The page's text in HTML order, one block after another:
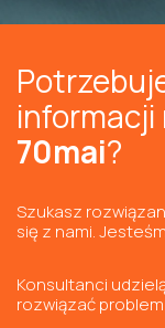
70mai?
Szukasz
się z nami.
Konsultanci
rozwiązać